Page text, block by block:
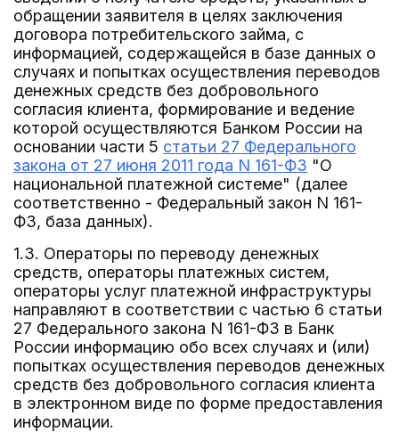
обращении заявителя в целях заключения
договора потребительского займа, с
информацией, содержащейся в базе данных о
случаях и попытках осуществления переводов
денежных средств без добровольного
согласия клиента, формирование и ведение
которой осуществляются Банком России на
основании части 5 статьи 27 Федерального
закона от 27 июня 2011 года N 161-ФЗ "О
национальной платежной системе" (далее
соответственно - Федеральный закон N 161-
ФЗ, база данных).
1.3. Операторы по переводу денежных
средств, операторы платежных систем,
операторы услуг платежной инфраструктуры
направляют в соответствии с частью 6 статьи
27 Федерального закона N 161-ФЗ в Банк
России информацию обо всех случаях и (или)
попытках осуществления переводов денежных
средств без добровольного согласия клиента
в электронном виде по форме предоставления
информации.